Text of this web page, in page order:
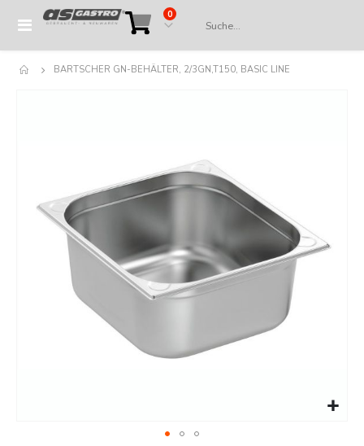
Navigation
Cart
0Artikel
BARTSCHER GN-BEHÄLTER, 2/3GN,T150, BASIC LINE